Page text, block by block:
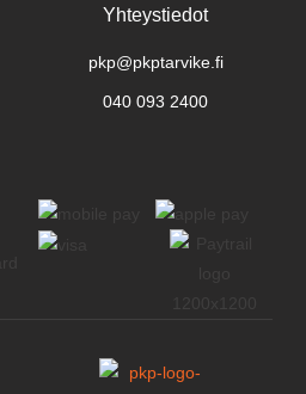
Yhteystiedot
pkp@pkptarvike.fi
040 093 2400